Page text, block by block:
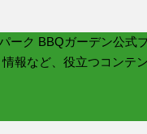
ーク BBQガーデン公式
報など、役立つコンテ